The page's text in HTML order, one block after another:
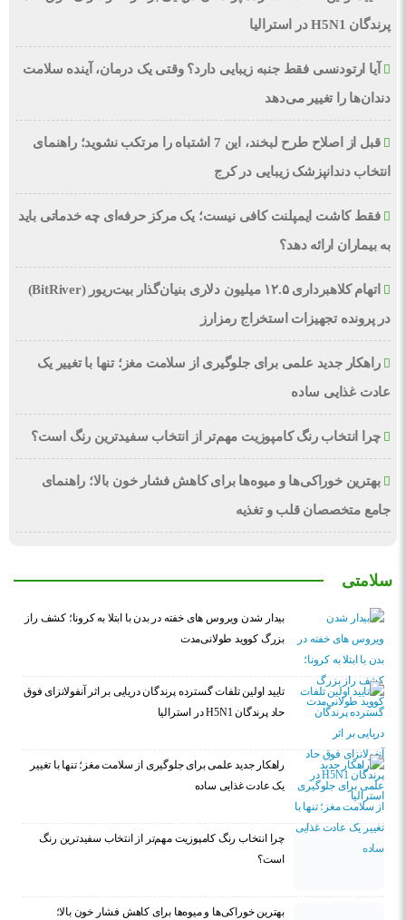
پرندگان H5N1 در استرالیا
آیا ارتودنسی فقط جنبه زیبایی دارد؟ وقتی یک درمان، آینده سلامت
دندان‌ها را تغییر می‌دهد
قبل از اصلاح طرح لبخند، این 7 اشتباه را مرتکب نشوید؛ راهنمای
انتخاب دندانپزشک زیبایی در کرج
فقط کاشت ایمپلنت کافی نیست؛ یک مرکز حرفه‌ای چه خدماتی باید
به بیماران ارائه دهد؟
اتهام کلاهبرداری ۱۲.۵ میلیون دلاری بنیان‌گذار بیت‌ریور (BitRiver)
در پرونده تجهیزات استخراج رمزارز
راهکار جدید علمی برای جلوگیری از سلامت مغز؛ تنها با تغییر یک
عادت غذایی ساده
چرا انتخاب رنگ کامپوزیت مهم‌تر از انتخاب سفیدترین رنگ است؟
بهترین خوراکی‌ها و میوه‌ها برای کاهش فشار خون بالا؛ راهنمای
جامع متخصصان قلب و تغذیه
سلامتی
بیدار شدن ویروس‌ های خفته در بدن با ابتلا به کرونا؛ کشف راز
بزرگ کووید طولانی‌مدت
تایید اولین تلفات گسترده پرندگان دریایی بر اثر آنفولانزای فوق
حاد پرندگان H5N1 در استرالیا
راهکار جدید علمی برای جلوگیری از سلامت مغز؛ تنها با تغییر
یک عادت غذایی ساده
چرا انتخاب رنگ کامپوزیت مهم‌تر از انتخاب سفیدترین رنگ
است؟
بهترین خوراکی‌ها و میوه‌ها برای کاهش فشار خون بالا؛